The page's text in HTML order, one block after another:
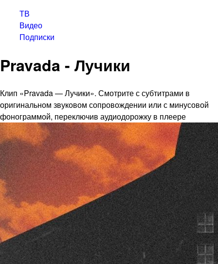
ТВ
Видео
Подписки
Pravada - Лучики
Клип «Pravada — Лучики». Смотрите с субтитрами в
оригинальном звуковом сопровождении или с минусовой
фонограммой, переключив аудиодорожку в плеере